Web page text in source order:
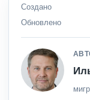
Создано
Обновлено